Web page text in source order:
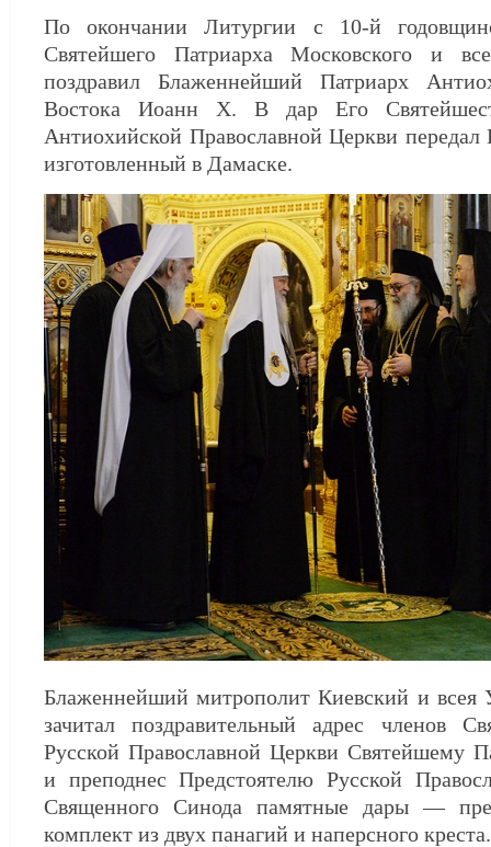
По окончании Литургии с 10-й
Святейшего Патриарха Московского и
поздравил Блаженнейший Патриарх
Востока Иоанн X. В дар Его
Антиохийской Православной Церкви
изготовленный в Дамаске.
Блаженнейший митрополит Киевский и
зачитал поздравительный адрес членов
Русской Православной Церкви Святейшему
и преподнес Предстоятелю Русской
Священного Синода памятные дары —
комплект из двух панагий и наперсного креста.